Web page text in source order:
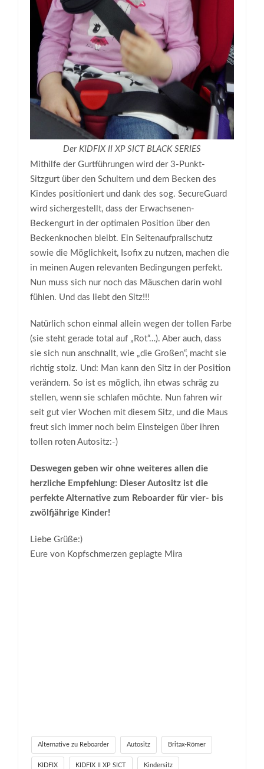
Der KIDFIX II XP SICT BLACK SERIES
Mithilfe der Gurtführungen wird der 3-Punkt-
Sitzgurt über den Schultern und dem Becken des
Kindes positioniert und dank des sog. SecureGuard
wird sichergestellt, dass der Erwachsenen-
Beckengurt in der optimalen Position über den
Beckenknochen bleibt. Ein Seitenaufprallschutz
sowie die Möglichkeit, Isofix zu nutzen, machen die
in meinen Augen relevanten Bedingungen perfekt.
Nun muss sich nur noch das Mäuschen darin wohl
fühlen. Und das liebt den Sitz!!!
Natürlich schon einmal allein wegen der tollen Farbe
(sie steht gerade total auf „Rot“…). Aber auch, dass
sie sich nun anschnallt, wie „die Großen“, macht sie
richtig stolz. Und: Man kann den Sitz in der Position
verändern. So ist es möglich, ihn etwas schräg zu
stellen, wenn sie schlafen möchte. Nun fahren wir
seit gut vier Wochen mit diesem Sitz, und die Maus
freut sich immer noch beim Einsteigen über ihren
tollen roten Autositz:-)
Deswegen geben wir ohne weiteres allen die
herzliche Empfehlung: Dieser Autositz ist die
perfekte Alternative zum Reboarder für vier- bis
zwölfjährige Kinder!
Liebe Grüße:)
Eure von Kopfschmerzen geplagte Mira
Alternative zu Reboarder Autositz Britax-Römer
KIDFIX KIDFIX II XP SICT Kindersitz